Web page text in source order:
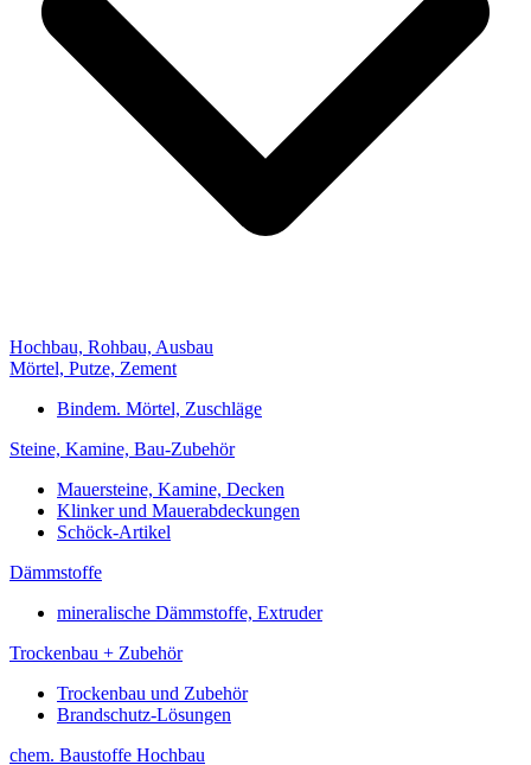
Hochbau, Rohbau, Ausbau
Mörtel, Putze, Zement
Bindem. Mörtel, Zuschläge
Steine, Kamine, Bau-Zubehör
Mauersteine, Kamine, Decken
Klinker und Mauerabdeckungen
Schöck-Artikel
Dämmstoffe
mineralische Dämmstoffe, Extruder
Trockenbau + Zubehör
Trockenbau und Zubehör
Brandschutz-Lösungen
chem. Baustoffe Hochbau